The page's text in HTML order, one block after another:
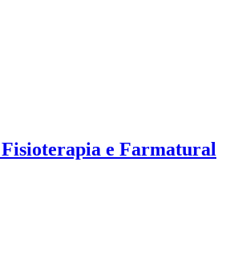
e Farmatural